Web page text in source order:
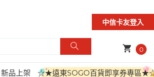
中信卡友登入
shopping_cart 0
新品上架 ☆★遠東SOGO百貨即享券專區